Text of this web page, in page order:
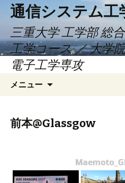
通信システム工
三重大学 工学部 総
工学コース ／ 大学
電子工学専攻
メニュー
ツ
ッ
前本@Glassgow